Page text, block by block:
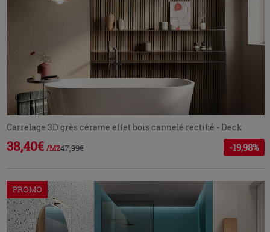
Carrelage 3D grès cérame effet bois cannelé rectifié - Deck
38,40€ /M247,99€ -19,98%
PROMO